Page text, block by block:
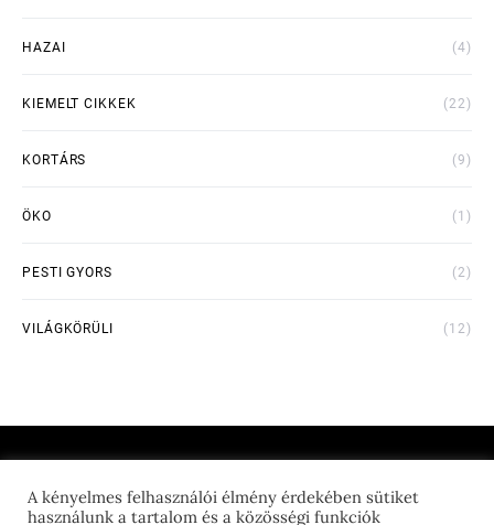
HAZAI (4)
KIEMELT CIKKEK (22)
KORTÁRS (9)
ÖKO (1)
PESTI GYORS (2)
VILÁGKÖRÜLI (12)
A kényelmes felhasználói élmény érdekében sütiket
használunk a tartalom és a közösségi funkciók